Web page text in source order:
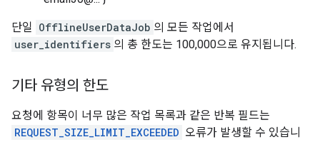
단일 OfflineUserDataJob 의 모든 작업에서
user_identifiers 의 총 한도는 100,000으로 유지됩니다.
기타 유형의 한도
요청에 항목이 너무 많은 작업 목록과 같은 반복 필드는
REQUEST_SIZE_LIMIT_EXCEEDED 오류가 발생할 수 있습니